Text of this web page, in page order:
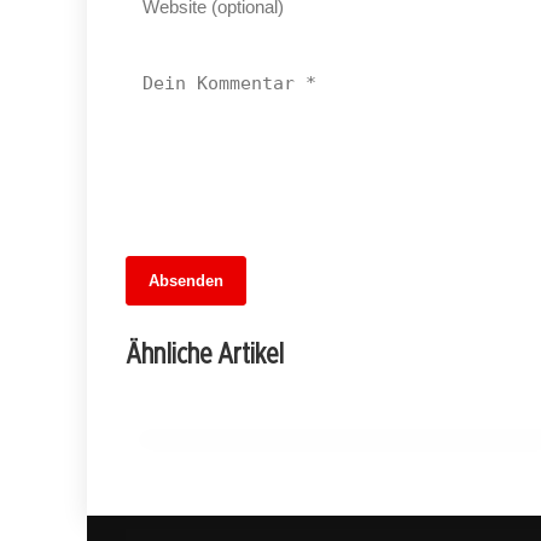
Absenden
Ähnliche Artikel
MuseumsMeileMitte: Berlins neues
kulturelles Herz schlägt am